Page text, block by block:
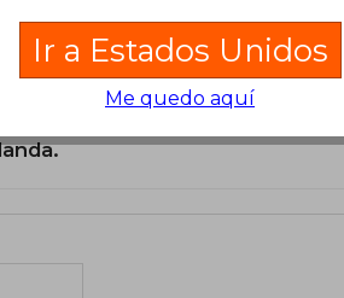
Ir a Estados Unidos
Me quedo aquí